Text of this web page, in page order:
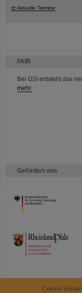
FAIR
Bei GSI entsteht das
mehr.
Gefördert von
HMWK
TMWWDG
Aktuelle Termine
Cookie